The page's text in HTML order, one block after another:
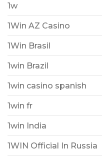
1w
1Win AZ Casino
1Win Brasil
1win Brazil
1win casino spanish
1win fr
1win India
1WIN Official In Russia